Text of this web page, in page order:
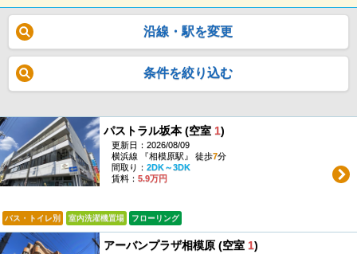
沿線・駅を変更
条件を絞り込む
パストラル坂本 (空室 1)
更新日：2026/08/09
横浜線 『相模原駅』 徒歩7分
間取り： 2DK～3DK
賃料： 5.9万円
バス・トイレ別 室内洗濯機置場 フローリング
アーバンプラザ相模原 (空室 1)